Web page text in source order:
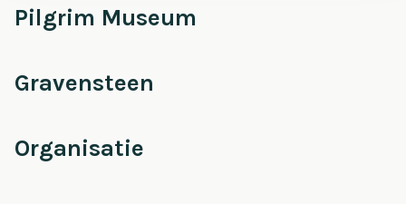
Pilgrim Museum
Gravensteen
Organisatie